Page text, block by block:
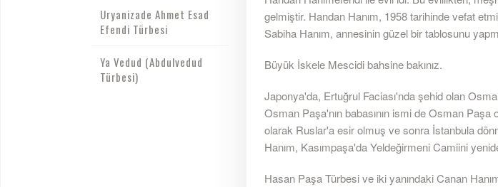
Uryanizade Ahmet Esad
Efendi Türbesi
Ya Vedud (Abdulvedud
Türbesi)
gelmiştir. Handan Hanım, 1958 tarihinde vefat
Sabiha Hanım, annesinin güzel bir tablosunu
Büyük İskele Mescidi bahsine bakınız.
Japonya'da, Ertuğrul Faciası'nda şehid olan
Osman Paşa'nın babasının ismi de Osman Paşa
olarak Ruslar'a esir olmuş ve sonra İstanbula
Hanım, Kasımpaşa'da Yeldeğirmeni Camiini
Hasan Paşa Türbesi ve iki yanındaki Canan